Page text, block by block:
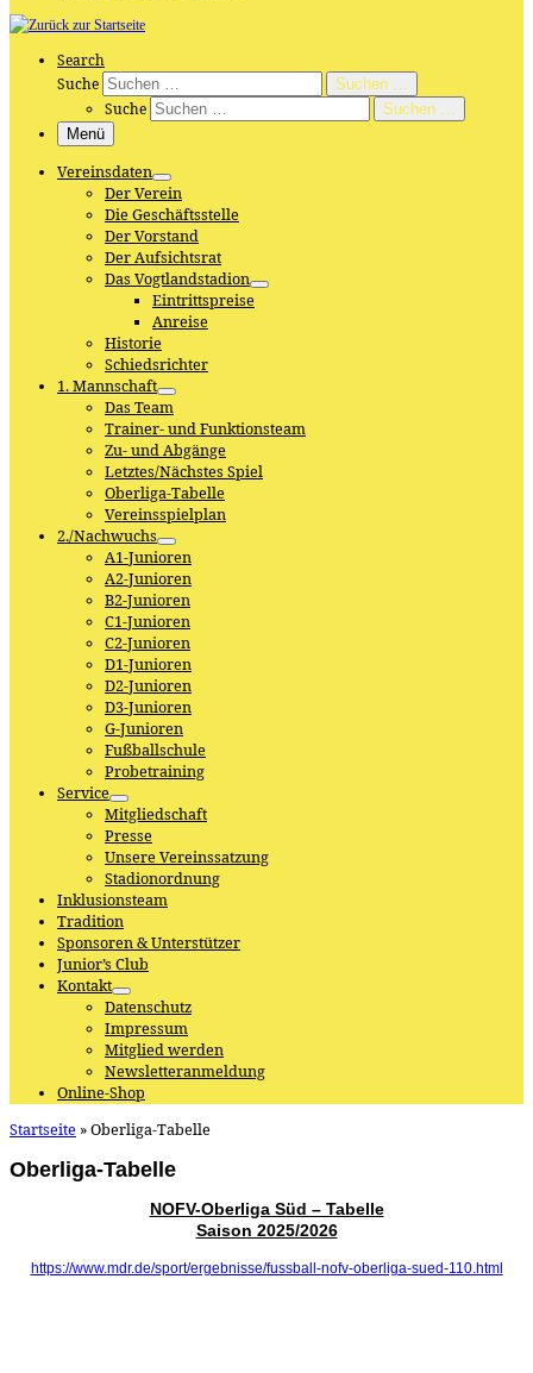
Search
Suche
Suchen …
Suche
Suchen …
Menü
Vereinsdaten
Der Verein
Die Geschäftsstelle
Der Vorstand
Der Aufsichtsrat
Das Vogtlandstadion
Eintrittspreise
Anreise
Historie
Schiedsrichter
1. Mannschaft
Das Team
Trainer- und Funktionsteam
Zu- und Abgänge
Letztes/Nächstes Spiel
Oberliga-Tabelle
Vereinsspielplan
2./Nachwuchs
A1-Junioren
A2-Junioren
B2-Junioren
C1-Junioren
C2-Junioren
D1-Junioren
D2-Junioren
D3-Junioren
G-Junioren
Fußballschule
Probetraining
Service
Mitgliedschaft
Presse
Unsere Vereinssatzung
Stadionordnung
Inklusionsteam
Tradition
Sponsoren & Unterstützer
Junior’s Club
Kontakt
Datenschutz
Impressum
Mitglied werden
Newsletteranmeldung
Online-Shop
Startseite »Oberliga-Tabelle
Oberliga-Tabelle
NOFV-Oberliga Süd – Tabelle
Saison 2025/2026
https://www.mdr.de/sport/ergebnisse/fussball-nofv-oberliga-sued-110.html